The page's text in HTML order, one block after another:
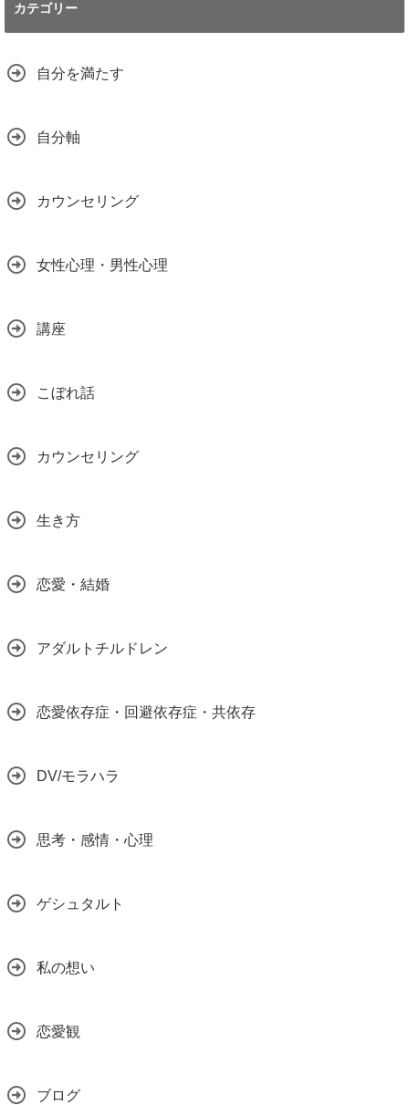
カテゴリー
自分を満たす
自分軸
カウンセリング
女性心理・男性心理
講座
こぼれ話
カウンセリング
生き方
恋愛・結婚
アダルトチルドレン
恋愛依存症・回避依存症・共依存
DV/モラハラ
思考・感情・心理
ゲシュタルト
私の想い
恋愛観
ブログ